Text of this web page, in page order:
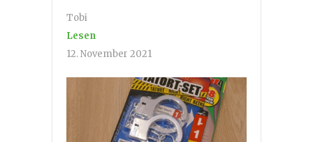
Tobi
Lesen
12. November 2021